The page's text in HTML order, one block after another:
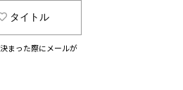
タイトル
まった際にメールが